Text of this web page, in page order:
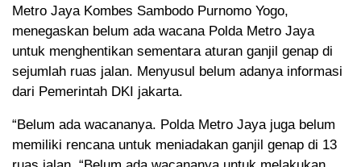
Metro Jaya Kombes Sambodo Purnomo Yogo,
menegaskan belum ada wacana Polda Metro Jaya
untuk menghentikan sementara aturan ganjil genap di
sejumlah ruas jalan. Menyusul belum adanya informasi
dari Pemerintah DKI jakarta.
“Belum ada wacananya. Polda Metro Jaya juga belum
memiliki rencana untuk meniadakan ganjil genap di 13